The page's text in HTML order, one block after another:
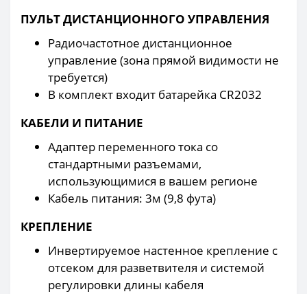
ПУЛЬТ ДИСТАНЦИОННОГО УПРАВЛЕНИЯ
Радиочастотное дистанционное
управление (зона прямой видимости не
требуется)
В комплект входит батарейка CR2032
КАБЕЛИ И ПИТАНИЕ
Адаптер переменного тока со
стандартными разъемами,
использующимися в вашем регионе
Кабель питания: 3м (9,8 фута)
КРЕПЛЕНИЕ
Инвертируемое настенное крепление с
отсеком для разветвителя и системой
регулировки длины кабеля